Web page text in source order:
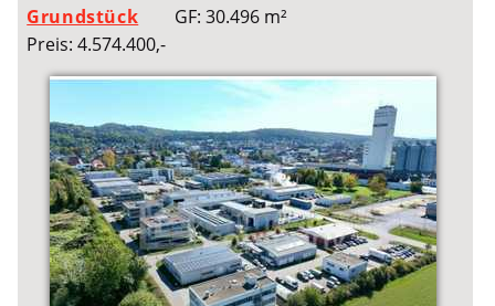
Grundstück
GF: 30.496 m²
Preis: 4.574.400,-